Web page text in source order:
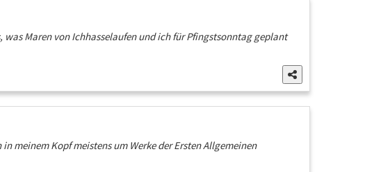
Maren von Ichhasselaufen und ich für Pfingstsonntag geplant
meinem Kopf meistens um Werke der Ersten Allgemeinen